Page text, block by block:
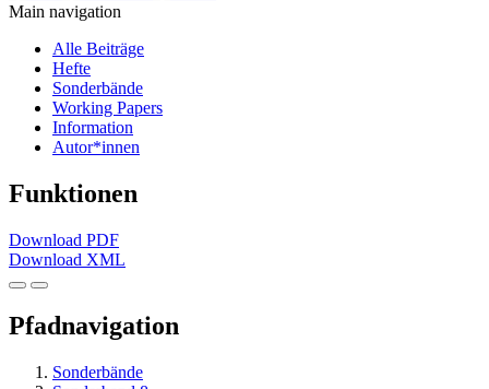
Main navigation
Alle Beiträge
Hefte
Sonderbände
Working Papers
Information
Autor*innen
Funktionen
Download PDF
Download XML
Pfadnavigation
Sonderbände